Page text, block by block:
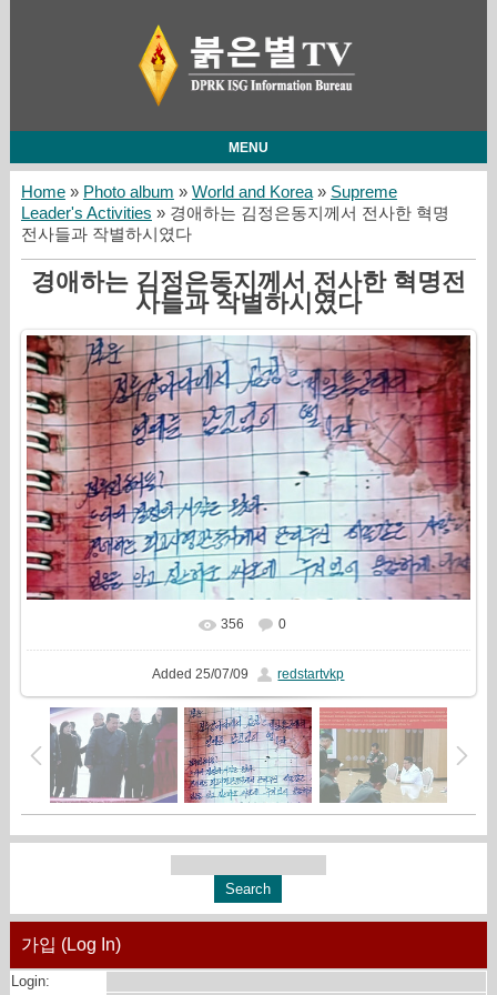
MENU
Home» Photo album » World and Korea» Supreme
Leader's Activities » 경애하는 김정은동지께서 전사한 혁명
전사들과 작별하시였다
경애하는 김정은동지께서 전사한 혁명전
사들과 작별하시였다
In real size 1210x720
356 0
Added 25/07/09 redstartvkp
가입 (Log In)
Login: